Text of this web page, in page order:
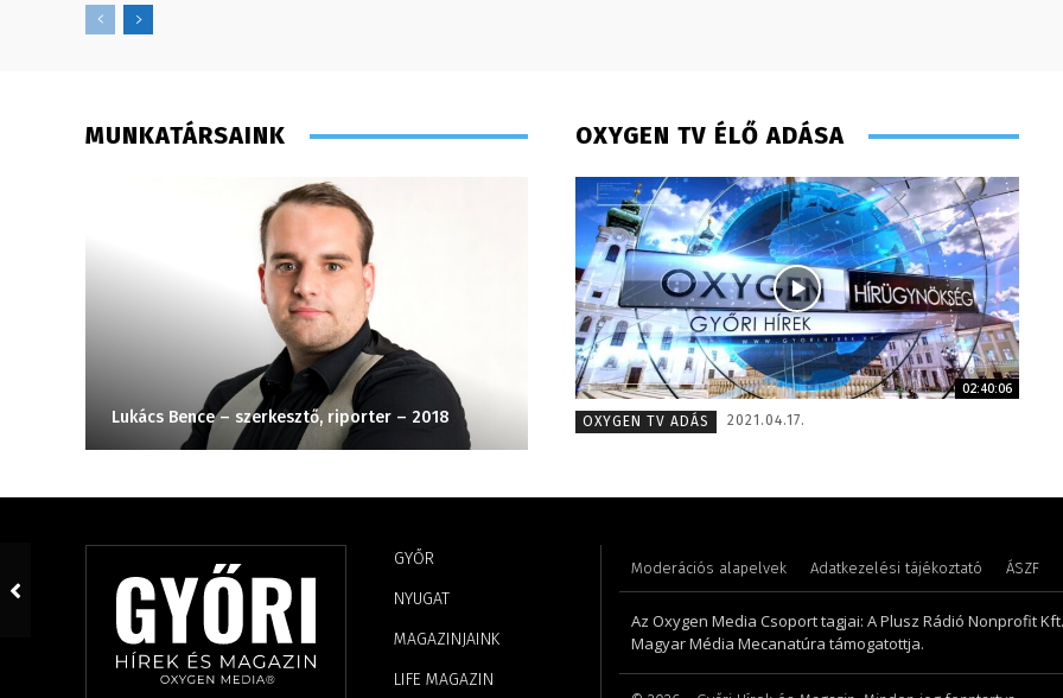
MUNKATÁRSAINK
Lukács Bence – szerkesztő, riporter – 2018 Kis Gábor – főműsorvezető, riporter – 2012 Koródi
OXYGEN TV ÉLŐ ADÁSA
02:40:06
OXYGEN TV ADÁS
2021.04.17.
GYŐR
NYUGAT
MAGAZINJAINK
LIFE MAGAZIN
Moderációs alapelvek Adatkezelési tájékoztató ÁSZF
Az Oxygen Media Csoport tagjai: A Plusz Rádió Nonprofit
Magyar Média Mecanatúra támogatottja.